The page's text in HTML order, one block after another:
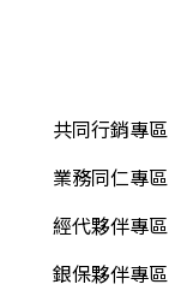
共同行銷專區
業務同仁專區
經代夥伴專區
銀保夥伴專區